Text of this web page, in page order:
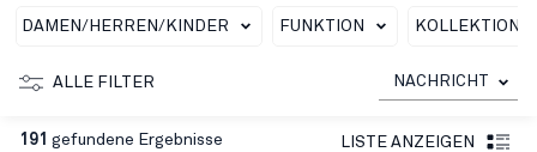
DAMEN/HERREN/KINDER FUNKTION
ALLE FILTER NACHRICHT
191 gefundene Ergebnisse LISTE ANZEIGEN